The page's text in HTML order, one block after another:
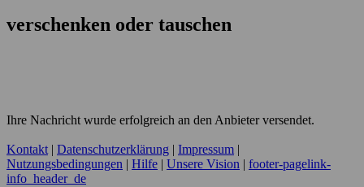
verschenken oder tauschen
Ihre Nachricht wurde erfolgreich an den Anbieter versendet.
Kontakt| Datenschutzerklärung Impressum
Nutzungsbedingungen
Hilfe Unsere Vision
footer-pagelink-
info_header_de